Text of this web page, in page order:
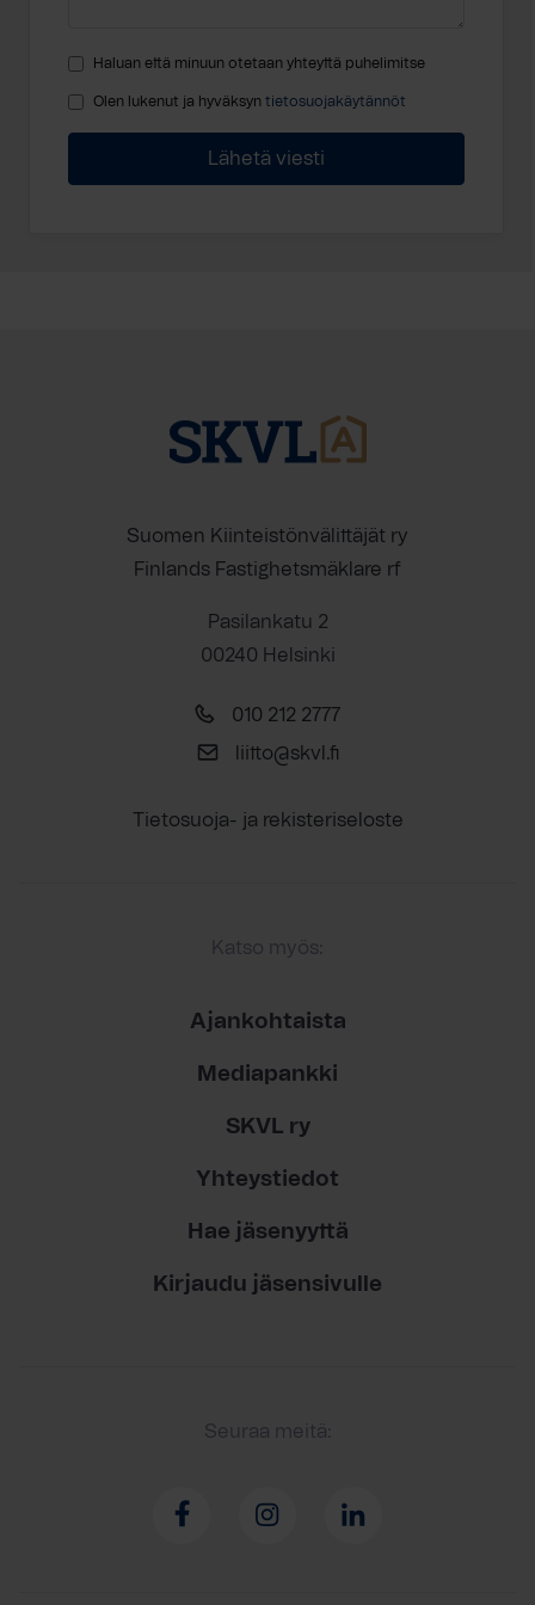
Haluan että minuun otetaan yhteyttä puhelimitse
Olen lukenut ja hyväksyn tietosuojakäytännöt
Suomen Kiinteistönvälittäjät ry
Finlands Fastighetsmäklare rf
Pasilankatu 2
00240 Helsinki
010 212 2777
liitto@skvl.fi
Tietosuoja- ja rekisteriseloste
Katso myös:
Ajankohtaista
Mediapankki
SKVL ry
Yhteystiedot
Hae jäsenyyttä
Kirjaudu jäsensivulle
Seuraa meitä: